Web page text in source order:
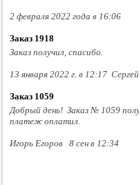
2 февраля 2022 года в 16:06
Заказ 1918
Заказ получил, спасибо.
13 января 2022 г. в 12:17 Сергей
Заказ 1059
Добрый день! Заказ № 1059
платеж оплатил.
Игорь Егоров 8 сен в 12:34